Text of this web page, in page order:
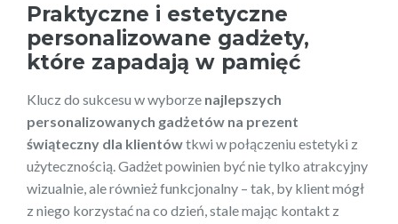
Praktyczne i estetyczne
personalizowane gadżety,
które zapadają w pamięć
Klucz do sukcesu w wyborze najlepszych
personalizowanych gadżetów na prezent
świąteczny dla klientówtkwi w połączeniu estetyki z
użytecznością. Gadżet powinien być nie tylko atrakcyjny
wizualnie, ale również funkcjonalny – tak, by klient mógł
z niego korzystać na co dzień, stale mając kontakt z